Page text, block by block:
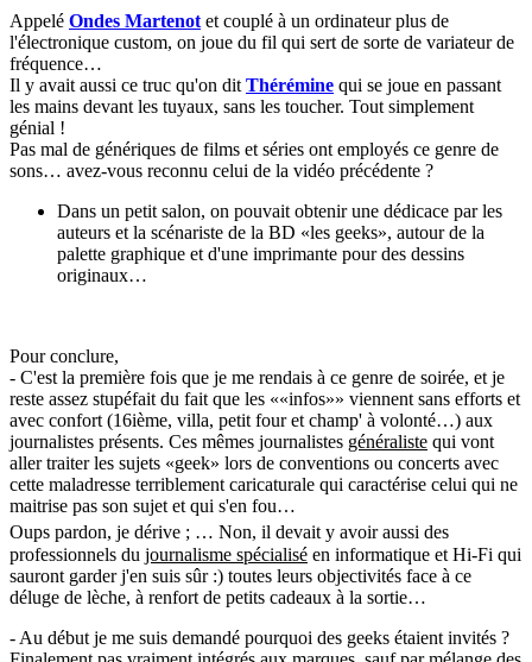
Appelé Ondes Martenot et couplé à un ordinateur plus de
l'électronique custom, on joue du fil qui sert de sorte de variateur de
fréquence…
Il y avait aussi ce truc qu'on dit Thérémine qui se joue en passant
les mains devant les tuyaux, sans les toucher. Tout simplement
génial !
Pas mal de génériques de films et séries ont employés ce genre de
sons… avez-vous reconnu celui de la vidéo précédente ?
Dans un petit salon, on pouvait obtenir une dédicace par les
auteurs et la scénariste de la BD «les geeks», autour de la
palette graphique et d'une imprimante pour des dessins
originaux…
Pour conclure,
- C'est la première fois que je me rendais à ce genre de soirée, et je
reste assez stupéfait du fait que les ««infos»» viennent sans efforts et
avec confort (16ième, villa, petit four et champ' à volonté…) aux
journalistes présents. Ces mêmes journalistes généraliste qui vont
aller traiter les sujets «geek» lors de conventions ou concerts avec
cette maladresse terriblement caricaturale qui caractérise celui qui ne
maitrise pas son sujet et qui s'en fou…
Oups pardon, je dérive ; … Non, il devait y avoir aussi des
professionnels du journalisme spécialisé en informatique et Hi-Fi qui
sauront garder j'en suis sûr :) toutes leurs objectivités face à ce
déluge de lèche, à renfort de petits cadeaux à la sortie…
- Au début je me suis demandé pourquoi des geeks étaient invités ?